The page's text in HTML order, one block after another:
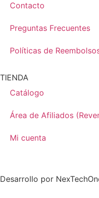
Contacto
Preguntas Frecuentes
Políticas de
TIENDA
Catálogo
Área de Afiliados
Mi cuenta
Desarrollo por